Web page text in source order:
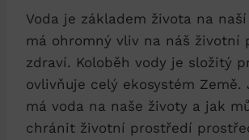
Voda je základem života na
má ohromný vliv na náš životní
zdraví. Koloběh vody je složitý
ovlivňuje celý ekosystém Země.
má voda na naše životy a jak
chránit životní prostředí